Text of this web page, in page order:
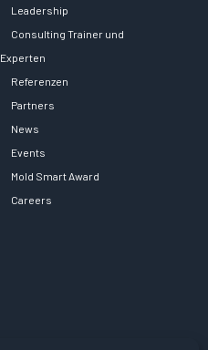
Leadership
Consulting Trainer und
Experten
Referenzen
Partners
News
Events
Mold Smart Award
Careers